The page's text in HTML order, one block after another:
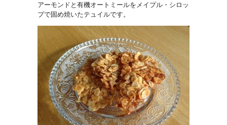
アーモンドと有機オートミールをメイプル・シロッ
プで固め焼いたテュイルです。